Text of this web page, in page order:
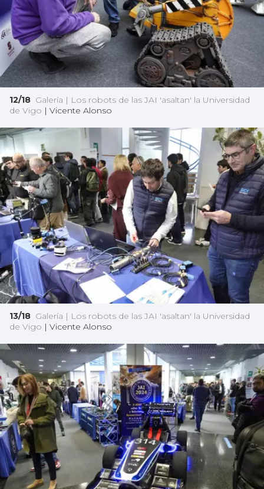
12/18 Galería | Los robots de las JAI 'asaltan' la Universidad
de Vigo | Vicente Alonso
13/18 Galería | Los robots de las JAI 'asaltan' la Universidad
de Vigo | Vicente Alonso